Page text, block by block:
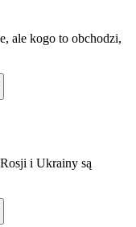
ale kogo to obchodzi,
i Ukrainy są